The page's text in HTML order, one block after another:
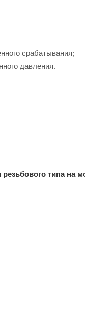
срабатывания;
давления.
типа на